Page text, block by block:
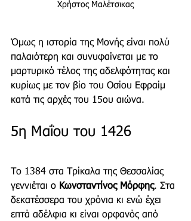
Χρήστος Μαλέτσικας
Όμως η ιστορία της Μονής είναι πολύ
παλαιότερη και συνυφαίνεται με το
μαρτυρικό τέλος της αδελφότητας και
κυρίως με τον βίο του Οσίου Εφραίμ
κατά τις αρχές του 15ου αιώνα.
5η Μαΐου του 1426
Το 1384 στα Τρίκαλα της Θεσσαλίας
γεννιέται ο Κωνσταντίνος Μόρφης. Στα
δεκατέσσερα του χρόνια κι ενώ έχει
επτά αδέλφια κι είναι ορφανός από